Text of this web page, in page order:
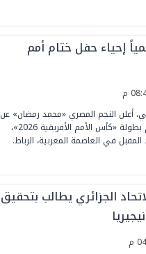
إحياء حفل ختام أمم
أعلن النجم المصري «محمد رمضان» عن
اختياره رسمياً لإحياء حفل ختام بطولة «كأس الأمم الأفريقية 2026»،
في العاصمة المغربية، الرباط.
الجزائري يطالب بتحقيق